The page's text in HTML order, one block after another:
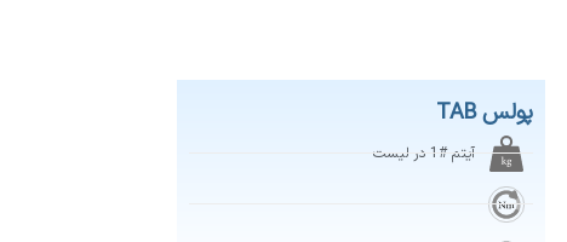
پولس TAB
آیتم #1 در لیست